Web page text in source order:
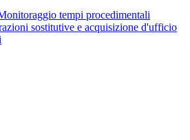
tempi procedimentali
sostitutive e acquisizione d'ufficio